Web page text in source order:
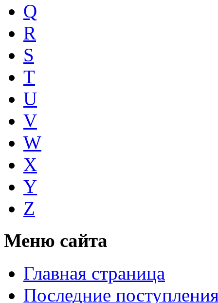
Q
R
S
T
U
V
W
X
Y
Z
Меню сайта
Главная страница
Последние